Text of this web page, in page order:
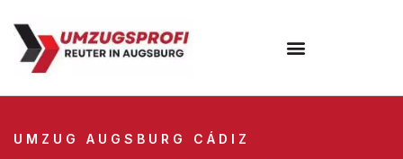
UMZUG AUGSBURG CÁDIZ